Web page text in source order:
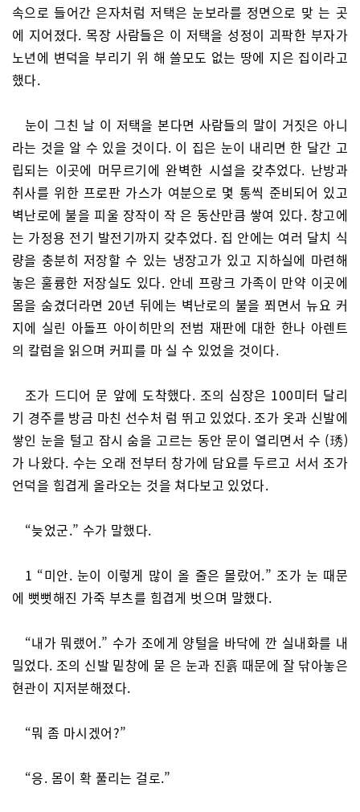
속으로 들어간 은자처럼 저택은 눈보라를 정면으로 맞 는 곳
에 지어졌다. 목장 사람들은 이 저택을 성정이 괴팍한 부자가
노년에 변덕을 부리기 위 해 쓸모도 없는 땅에 지은 집이라고
했다.
눈이 그친 날 이 저택을 본다면 사람들의 말이 거짓은 아니
라는 것을 알 수 있을 것이다. 이 집은 눈이 내리면 한 달간 고
립되는 이곳에 머무르기에 완벽한 시설을 갖추었다. 난방과
취사를 위한 프로판 가스가 여분으로 몇 통씩 준비되어 있고
벽난로에 불을 피울 장작이 작 은 동산만큼 쌓여 있다. 창고에
는 가정용 전기 발전기까지 갖추었다. 집 안에는 여러 달치 식
량을 충분히 저장할 수 있는 냉장고가 있고 지하실에 마련해
놓은 훌륭한 저장실도 있다. 안네 프랑크 가족이 만약 이곳에
몸을 숨겼더라면 20년 뒤에는 벽난로의 불을 쬐면서 뉴요 커
지에 실린 아돌프 아이히만의 전범 재판에 대한 한나 아렌트
의 칼럼을 읽으며 커피를 마 실 수 있었을 것이다.
조가 드디어 문 앞에 도착했다. 조의 심장은 100미터 달리
기 경주를 방금 마친 선수처 럼 뛰고 있었다. 조가 옷과 신발에
쌓인 눈을 털고 잠시 숨을 고르는 동안 문이 열리면서 수 (琇)
가 나왔다. 수는 오래 전부터 창가에 담요를 두르고 서서 조가
언덕을 힘겹게 올라오는 것을 쳐다보고 있었다.
“늦었군.” 수가 말했다.
1 “미안. 눈이 이렇게 많이 올 줄은 몰랐어.” 조가 눈 때문
에 뻣뻣해진 가죽 부츠를 힘겹게 벗으며 말했다.
“내가 뭐랬어.” 수가 조에게 양털을 바닥에 깐 실내화를 내
밀었다. 조의 신발 밑창에 묻 은 눈과 진흙 때문에 잘 닦아놓은
현관이 지저분해졌다.
“뭐 좀 마시겠어?”
“응. 몸이 확 풀리는 걸로.”